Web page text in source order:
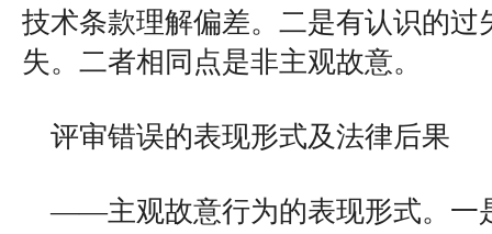
技术条款理解偏差。二是有认识的过
失。二者相同点是非主观故意。
评审错误的表现形式及法律后果
——主观故意行为的表现形式。一